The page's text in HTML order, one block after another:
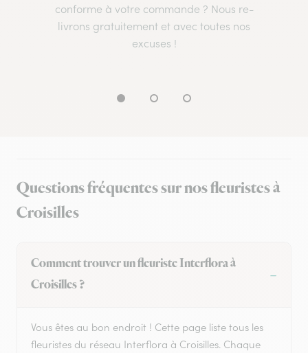
conforme à votre commande ? Nous re-
livrons gratuitement et avec toutes nos
excuses !
Questions fréquentes sur nos fleuristes à
Croisilles
Comment trouver un fleuriste Interflora à
Croisilles ?
Vous êtes au bon endroit ! Cette page liste tous les
fleuristes du réseau Interflora à Croisilles. Chaque